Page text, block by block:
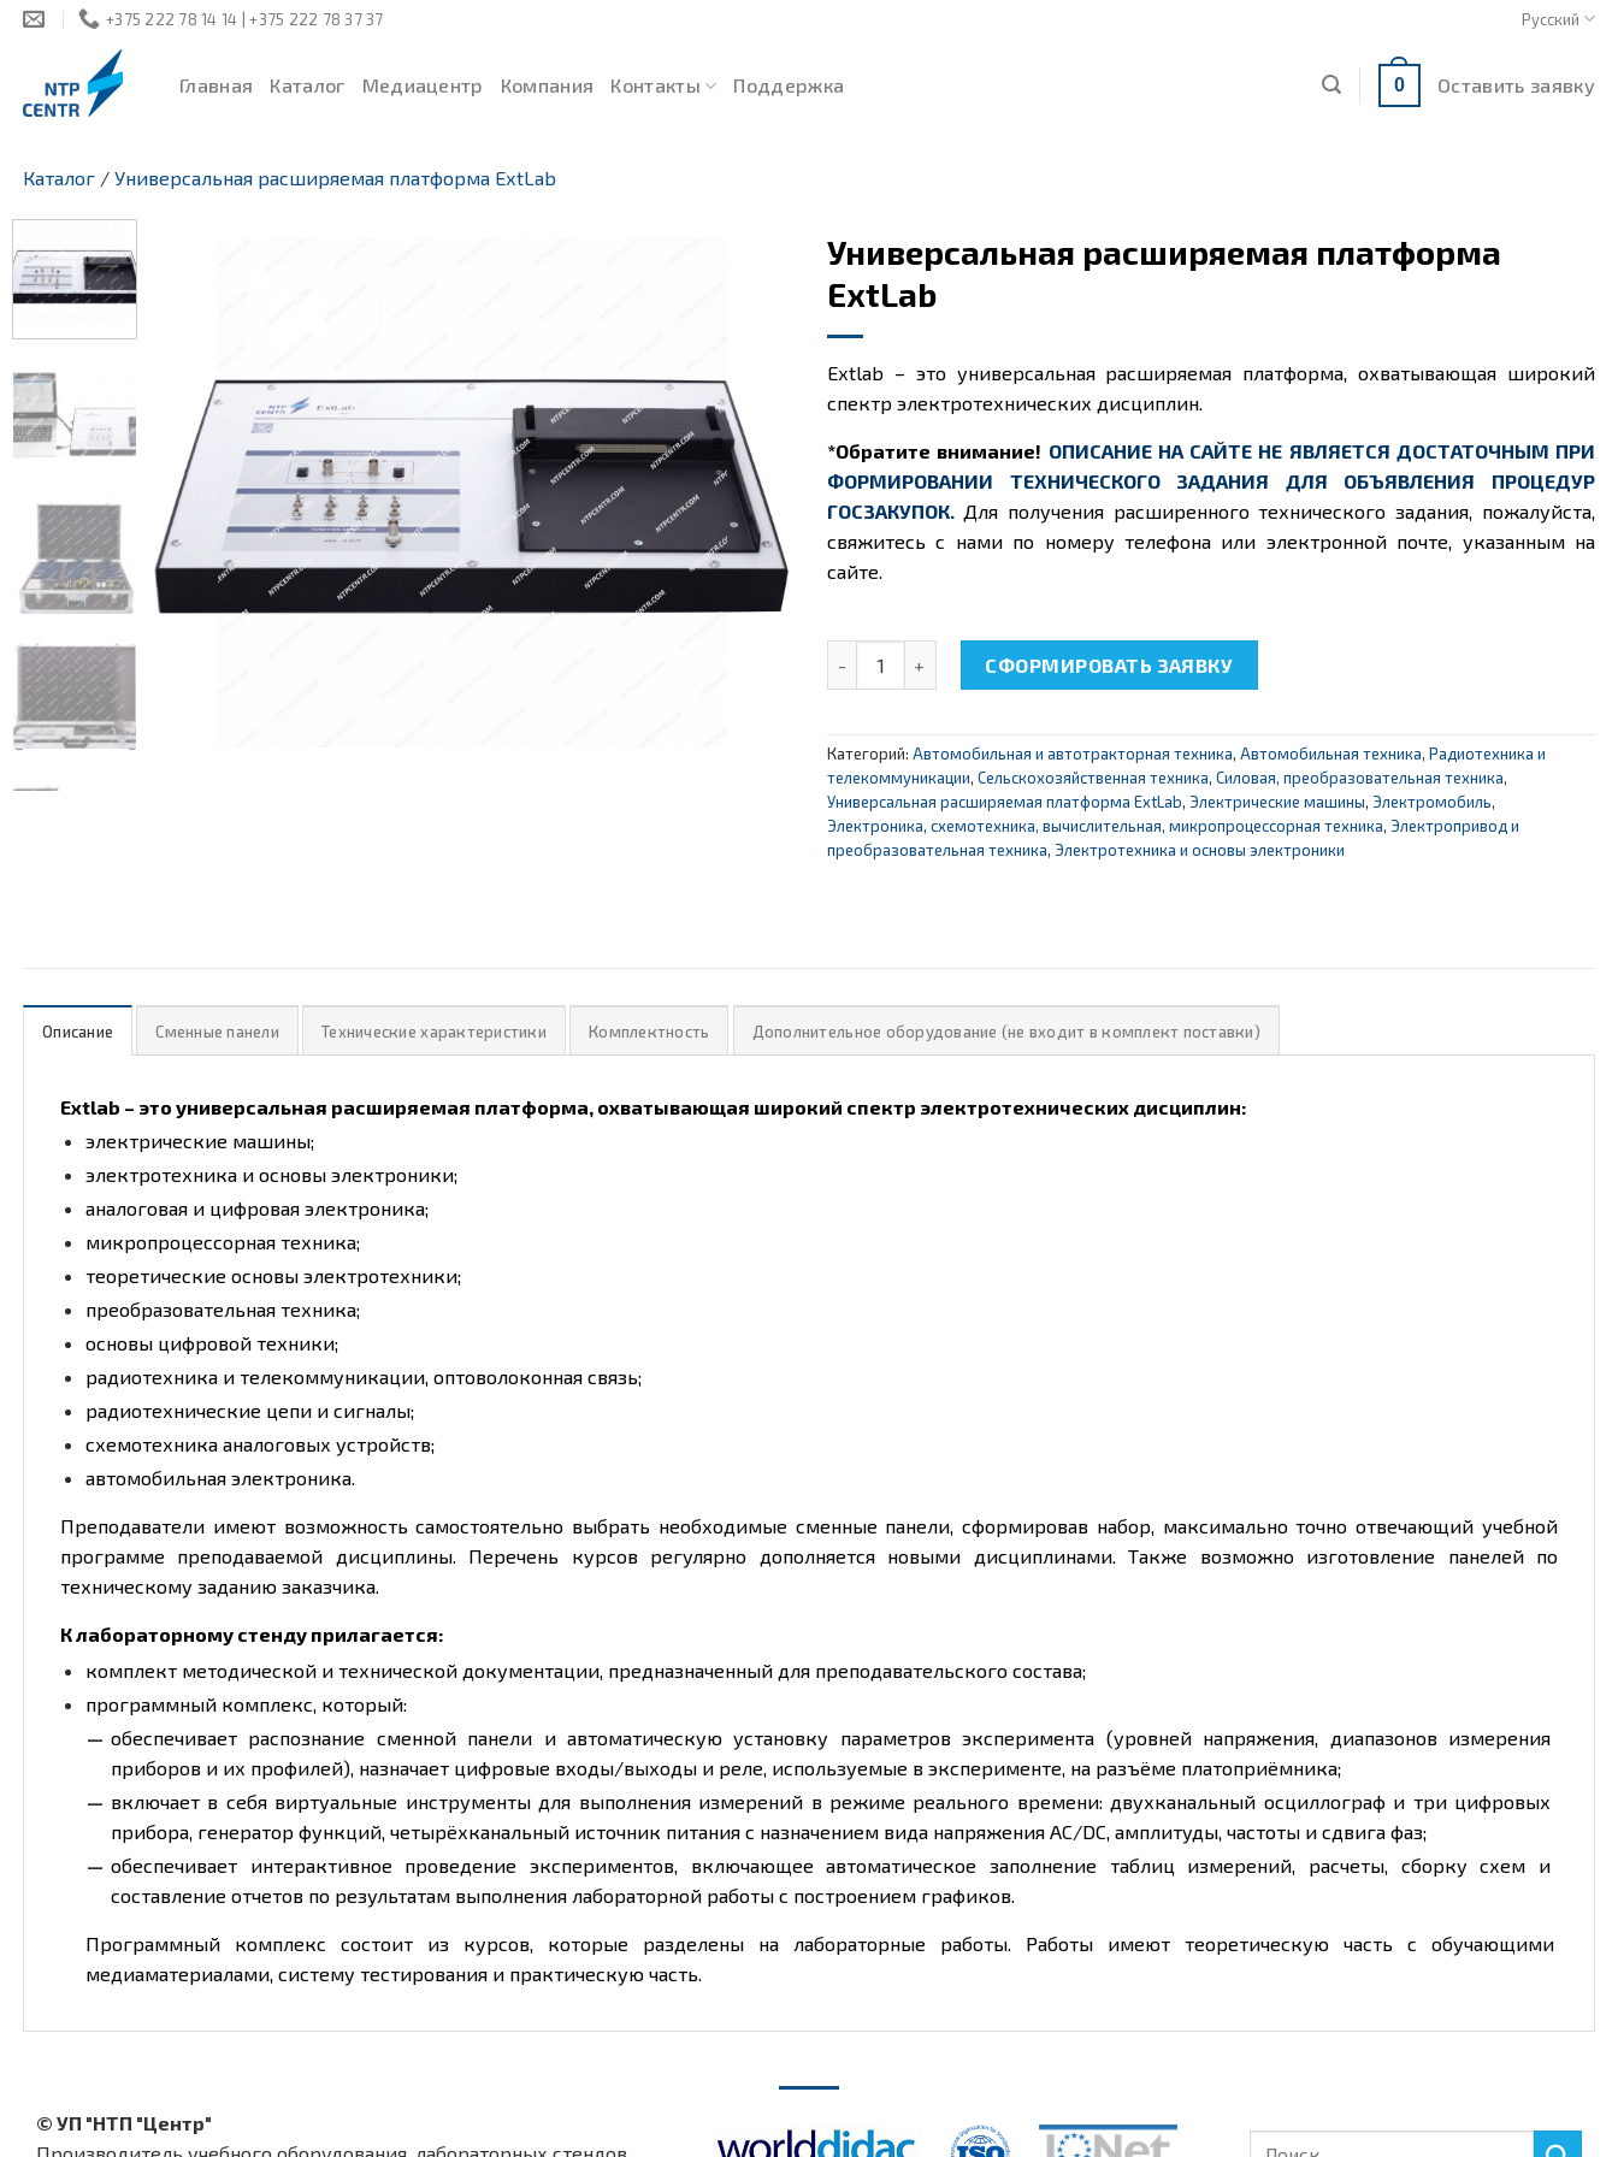
Skip
+375 222 78 14 14 | +375 222 78 37 37 Русский
Главная Каталог Медиацентр Компания Контакты Поддержка 0 Оставить заявку
Каталог / Универсальная расширяемая платформа ExtLab
Универсальная расширяемая платформа
ExtLab
Extlab – это универсальная расширяемая платформа, охватывающая широкий
спектр электротехнических дисциплин.
*Обратите внимание! ОПИСАНИЕ НА САЙТЕ НЕ ЯВЛЯЕТСЯ ДОСТАТОЧНЫМ ПРИ
ФОРМИРОВАНИИ ТЕХНИЧЕСКОГО ЗАДАНИЯ ДЛЯ ОБЪЯВЛЕНИЯ ПРОЦЕДУР
ГОСЗАКУПОК. Для получения расширенного технического задания, пожалуйста,
свяжитесь с нами по номеру телефона или электронной почте, указанным на
сайте.
СФОРМИРОВАТЬ ЗАЯВКУ
Категорий: Автомобильная и автотракторная техника, Автомобильная техника, Радиотехника и
телекоммуникации, Сельскохозяйственная техника, Силовая, преобразовательная техника,
Универсальная расширяемая платформа ExtLab, Электрические машины, Электромобиль,
Электроника, схемотехника, вычислительная, микропроцессорная техника, Электропривод и
преобразовательная техника, Электротехника и основы электроники
Описание Сменные панели Технические характеристики Комплектность Дополнительное оборудование (не входит в комплект поставки)
Extlab – это универсальная расширяемая платформа, охватывающая широкий спектр электротехнических дисциплин:
электрические машины;
электротехника и основы электроники;
аналоговая и цифровая электроника;
микропроцессорная техника;
теоретические основы электротехники;
преобразовательная техника;
основы цифровой техники;
радиотехника и телекоммуникации, оптоволоконная связь;
радиотехнические цепи и сигналы;
схемотехника аналоговых устройств;
автомобильная электроника.
Преподаватели имеют возможность самостоятельно выбрать необходимые сменные панели, сформировав набор, максимально точно отвечающий учебной
программе преподаваемой дисциплины. Перечень курсов регулярно дополняется новыми дисциплинами. Также возможно изготовление панелей по
техническому заданию заказчика.
К лабораторному стенду прилагается:
комплект методической и технической документации, предназначенный для преподавательского состава;
программный комплекс, который:
обеспечивает распознание сменной панели и автоматическую установку параметров эксперимента (уровней напряжения, диапазонов измерения
приборов и их профилей), назначает цифровые входы/выходы и реле, используемые в эксперименте, на разъёме платоприёмника;
включает в себя виртуальные инструменты для выполнения измерений в режиме реального времени: двухканальный осциллограф и три цифровых
прибора, генератор функций, четырёхканальный источник питания с назначением вида напряжения AC/DC, амплитуды, частоты и сдвига фаз;
обеспечивает интерактивное проведение экспериментов, включающее автоматическое заполнение таблиц измерений, расчеты, сборку схем и
составление отчетов по результатам выполнения лабораторной работы с построением графиков.
Программный комплекс состоит из курсов, которые разделены на лабораторные работы. Работы имеют теоретическую часть с обучающими
медиаматериалами, систему тестирования и практическую часть.
© УП "НТП "Центр"